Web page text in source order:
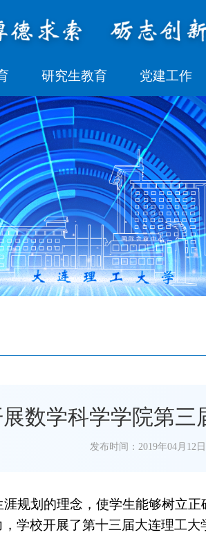
研究生教育 党建工作
数学科学学院第
发布时间：2019年04月12
规划的理念，使学生能够树立
学校开展了第十三届大连理工